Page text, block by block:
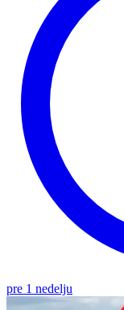
pre 1 nedelju